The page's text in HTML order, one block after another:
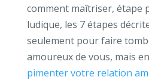
comment maîtriser, étape
ludique, les 7 étapes
seulement pour faire
amoureux de vous, mais
pimenter votre relation